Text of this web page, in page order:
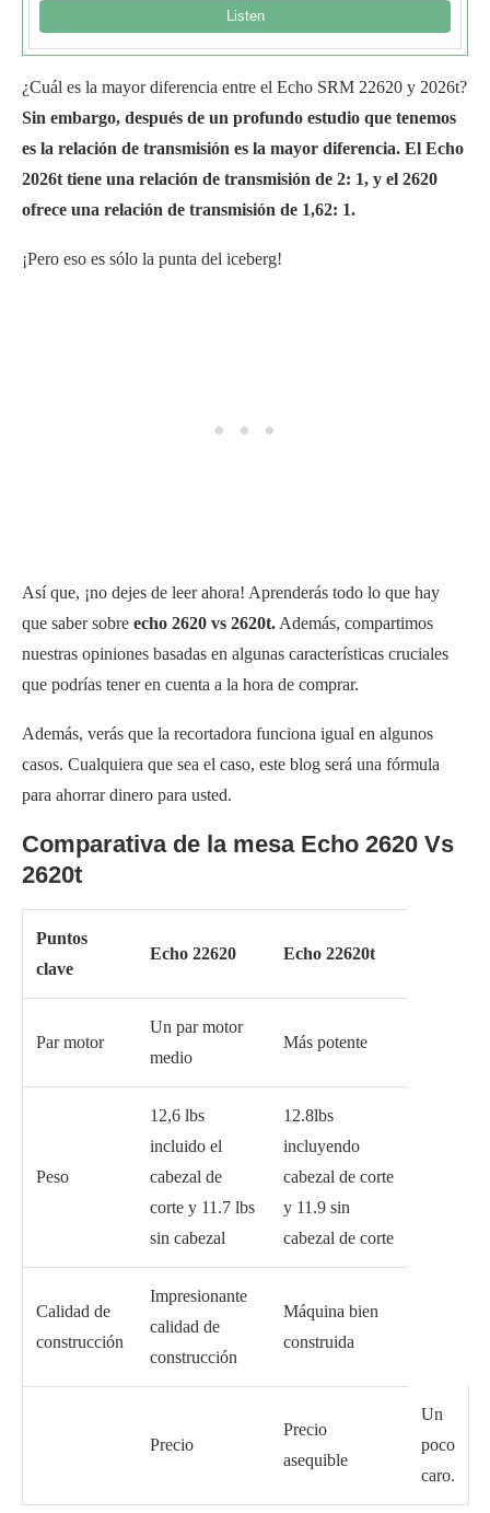
¿Cuál es la mayor diferencia entre el Echo SRM 22620 y 2026t?
Sin embargo, después de un profundo estudio que tenemos
es la relación de transmisión es la mayor diferencia. El Echo
2026t tiene una relación de transmisión de 2: 1, y el 2620
ofrece una relación de transmisión de 1,62: 1.
¡Pero eso es sólo la punta del iceberg!
Así que, ¡no dejes de leer ahora! Aprenderás todo lo que hay
que saber sobre echo 2620 vs 2620t. Además, compartimos
nuestras opiniones basadas en algunas características cruciales
que podrías tener en cuenta a la hora de comprar.
Además, verás que la recortadora funciona igual en algunos
casos. Cualquiera que sea el caso, este blog será una fórmula
para ahorrar dinero para usted.
Comparativa de la mesa Echo 2620 Vs
2620t
Puntos
clave
Echo 22620 Echo 22620t
Par motor
Un par motor
medio
Más potente
Peso
12,6 lbs
incluido el
cabezal de
corte y 11.7 lbs
sin cabezal
12.8lbs
incluyendo
cabezal de corte
y 11.9 sin
cabezal de corte
Calidad de
construcción
Impresionante
calidad de
construcción
Máquina bien
construida
Precio
Precio
asequible
Un
poco
caro.